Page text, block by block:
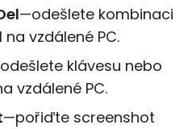
—odešlete kombinaci
vzdálené PC.
klávesu nebo
vzdálené PC.
—pořiďte screenshot